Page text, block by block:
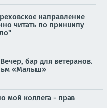
направление
читать по принципу
бар для ветеранов.
«Малыш»
мой коллега - прав